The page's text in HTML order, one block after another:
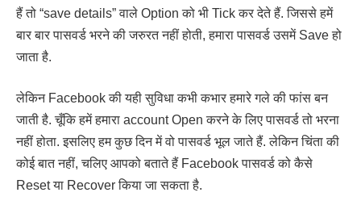
हैं तो “save details” वाले Option को भी Tick कर देते हैं. जिससे हमें
बार बार पासवर्ड भरने की जरुरत नहीं होती, हमारा पासवर्ड उसमें Save हो
जाता है.
लेकिन Facebook की यही सुविधा कभी कभार हमारे गले की फांस बन
जाती है. चूँकि हमें हमारा account Open करने के लिए पासवर्ड तो भरना
नहीं होता. इसलिए हम कुछ दिन में वो पासवर्ड भूल जाते हैं. लेकिन चिंता की
कोई बात नहीं, चलिए आपको बताते हैं Facebook पासवर्ड को कैसे
Reset या Recover किया जा सकता है.